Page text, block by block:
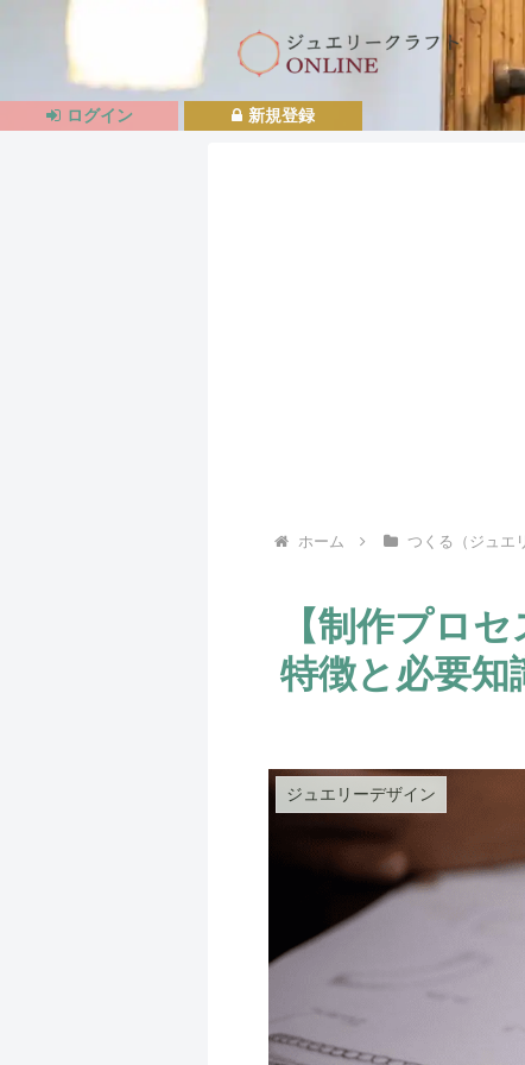
ホーム つくる（ジュエ
【制作プロ
特徴と必要知
ジュエリーデザイン
新規登録
ログイン